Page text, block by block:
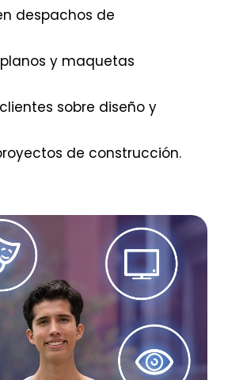
despachos de
y maquetas
sobre diseño y
de construcción.